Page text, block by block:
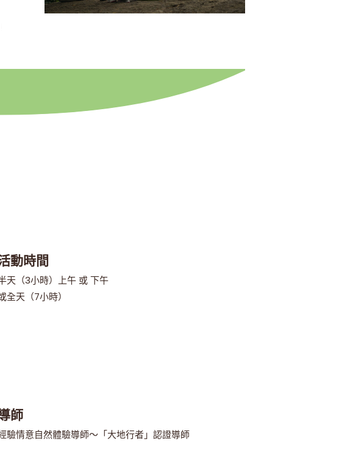
動時間
天（3小時）上午 或 下午
全天（7小時）
師
驗情意自然體驗導師～「大地行者」認證導師